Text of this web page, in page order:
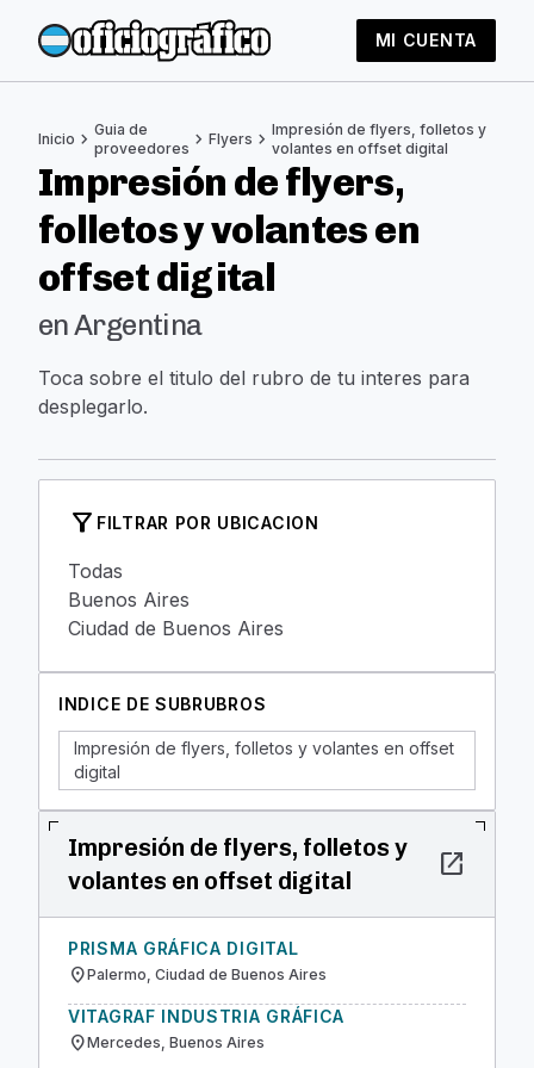
MI CUENTA
Inicio chevron_right Guia de
proveedores chevron_right Flyers chevron_right Impresión de flyers, folletos y
volantes en offset digital
Impresión de flyers,
folletos y volantes en
offset digital
en Argentina
Toca sobre el titulo del rubro de tu interes para
desplegarlo.
filter_alt FILTRAR POR UBICACION
Todas
Buenos Aires
Ciudad de Buenos Aires
INDICE DE SUBRUBROS
Impresión de flyers, folletos y volantes en offset
digital
Impresión de flyers, folletos y
volantes en offset digital
open_in_new
PRISMA GRÁFICA DIGITAL
location_onPalermo, Ciudad de Buenos Aires
VITAGRAF INDUSTRIA GRÁFICA
location_onMercedes, Buenos Aires